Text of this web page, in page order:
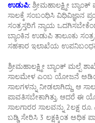
ಉಡುಪಿ: ಶ್ರೀಮಹಾಲಕ್ಷ್ಮೀ
ಸಾಲಕ್ಕೆ ಸಂಬಂಧಿಸಿ ವಿಧಿವಿಜ್ಞಾನ
ಸಂತ್ರಸ್ತರಿಗೆ ನ್ಯಾಯ
ಬ್ಯಾಂಕಿನ ಉಡುಪಿ ತಾಲೂಕು
ಸಹಕಾರ ಇಲಾಖೆಯ
ಶ್ರೀಮಹಾಲಕ್ಷ್ಮೀ ಬ್ಯಾಂಕ್
ಸಾಲಮೇಳ ಎಂಬ ಯೋಜನೆ
ಸಾಲಗಳನ್ನು ನೀಡಲಾಗಿದ್ದು, ಆ
ಪಾವತಿಸಬೇಕಾಗಿತ್ತು. ಆದರೆ ಈ
ಸಾಲಗಾರರ ಸಾಲವನ್ನು 2ಲಕ್ಷ
ಬಡ್ಡಿ ಸೇರಿಸಿ 3 ಲಕ್ಷಕ್ಕಿಂತ ಅಧಿಕ